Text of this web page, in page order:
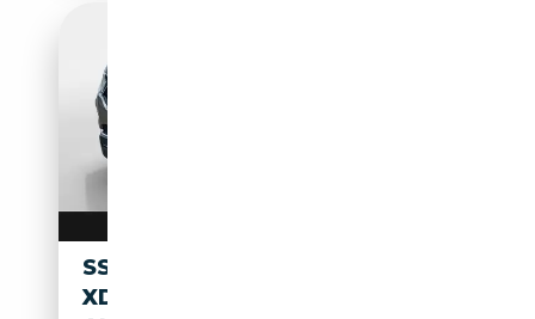
SSANGYONG REXTON 2.2 E-
XDI 4X4 CRYSTAL